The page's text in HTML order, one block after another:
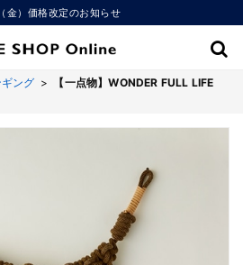
金）価格改定のお知らせ
ング >
【一点物】WONDER FULL LIFE